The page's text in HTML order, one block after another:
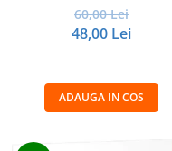
60,00 Lei
48,00 Lei
ADAUGA IN COS